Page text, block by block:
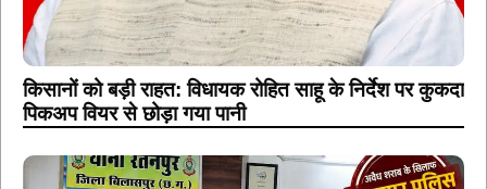
किसानों को बड़ी राहत: विधायक रोहित साहू के निर्देश पर कुकदा
पिकअप वियर से छोड़ा गया पानी